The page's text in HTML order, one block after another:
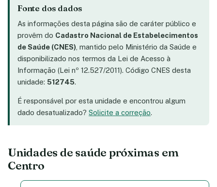
Fonte dos dados
As informações desta página são de caráter público e
provêm do Cadastro Nacional de Estabelecimentos
de Saúde (CNES), mantido pelo Ministério da Saúde e
disponibilizado nos termos da Lei de Acesso à
Informação (Lei nº 12.527/2011). Código CNES desta
unidade: 512745.
É responsável por esta unidade e encontrou algum
dado desatualizado? Solicite a correção.
Unidades de saúde próximas em
Centro